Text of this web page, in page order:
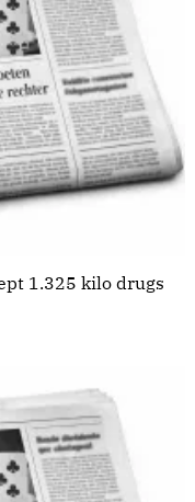
1.325 kilo drugs